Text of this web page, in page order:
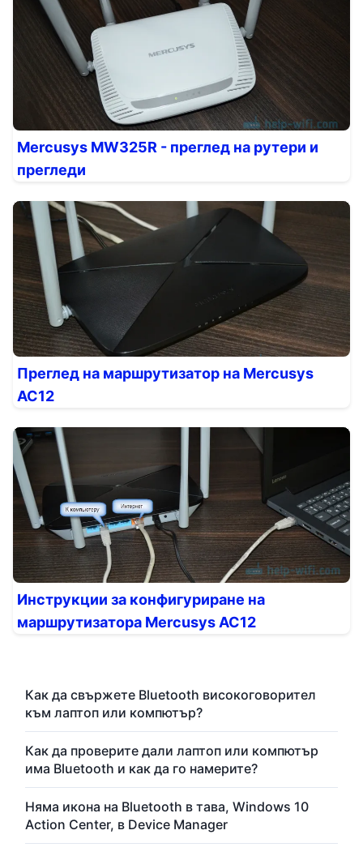
Mercusys MW325R - преглед на рутери и
прегледи
Преглед на маршрутизатор на Mercusys
AC12
Инструкции за конфигуриране на
маршрутизатора Mercusys AC12
Как да свържете Bluetooth високоговорител
към лаптоп или компютър?
Как да проверите дали лаптоп или компютър
има Bluetooth и как да го намерите?
Няма икона на Bluetooth в тава, Windows 10
Action Center, в Device Manager